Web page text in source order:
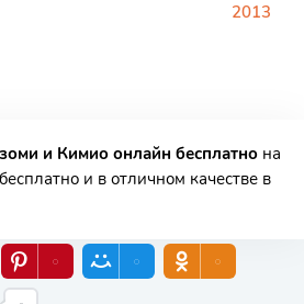
2013
и Кимио онлайн бесплатно на
и в отличном качестве в